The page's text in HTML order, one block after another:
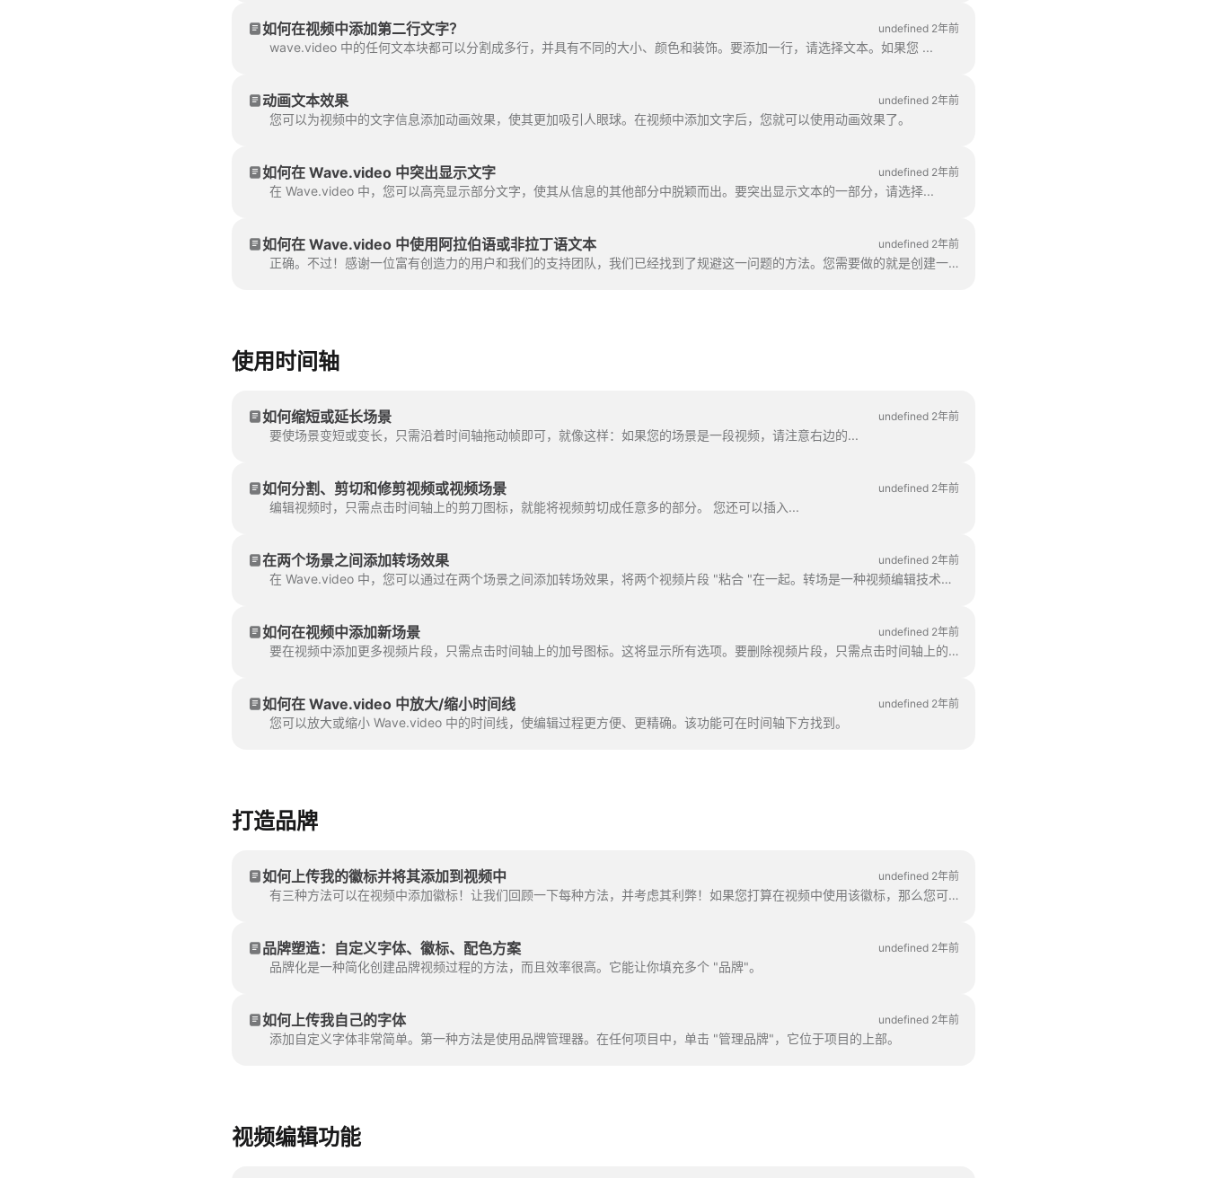
如何在视频中添加第二行文字？ undefined 2年前
wave.video 中的任何文本块都可以分割成多行，并具有不同的大小、颜色和装饰。要添加一行，请选择文本。如果您 ...
动画文本效果 undefined 2年前
您可以为视频中的文字信息添加动画效果，使其更加吸引人眼球。在视频中添加文字后，您就可以使用动画效果了。
如何在 Wave.video 中突出显示文字 undefined 2年前
在 Wave.video 中，您可以高亮显示部分文字，使其从信息的其他部分中脱颖而出。要突出显示文本的一部分，请选择...
如何在 Wave.video 中使用阿拉伯语或非拉丁语文本 undefined 2年前
正确。不过！感谢一位富有创造力的用户和我们的支持团队，我们已经找到了规避这一问题的方法。您需要做的就是创建一个矢量文件/图像。
使用时间轴
如何缩短或延长场景 undefined 2年前
要使场景变短或变长，只需沿着时间轴拖动帧即可，就像这样：如果您的场景是一段视频，请注意右边的...
如何分割、剪切和修剪视频或视频场景 undefined 2年前
编辑视频时，只需点击时间轴上的剪刀图标，就能将视频剪切成任意多的部分。 您还可以插入...
在两个场景之间添加转场效果 undefined 2年前
在 Wave.video 中，您可以通过在两个场景之间添加转场效果，将两个视频片段 "粘合 "在一起。转场是一种视频编辑技术，可让您在两个场景之间添加转场。
如何在视频中添加新场景 undefined 2年前
要在视频中添加更多视频片段，只需点击时间轴上的加号图标。这将显示所有选项。要删除视频片段，只需点击时间轴上的加号图标。
如何在 Wave.video 中放大/缩小时间线 undefined 2年前
您可以放大或缩小 Wave.video 中的时间线，使编辑过程更方便、更精确。该功能可在时间轴下方找到。
打造品牌
如何上传我的徽标并将其添加到视频中 undefined 2年前
有三种方法可以在视频中添加徽标！让我们回顾一下每种方法，并考虑其利弊！如果您打算在视频中使用该徽标，那么您可以在视频中使用该徽标。
品牌塑造：自定义字体、徽标、配色方案 undefined 2年前
品牌化是一种简化创建品牌视频过程的方法，而且效率很高。它能让你填充多个 "品牌"。
如何上传我自己的字体 undefined 2年前
添加自定义字体非常简单。第一种方法是使用品牌管理器。在任何项目中，单击 "管理品牌"，它位于项目的上部。
视频编辑功能